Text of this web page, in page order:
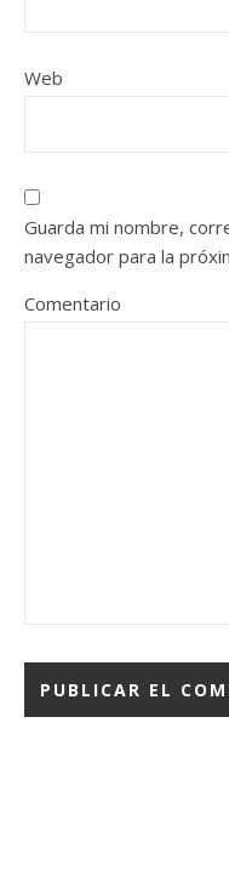
Web
Guarda mi nombre,
navegador para la
Comentario